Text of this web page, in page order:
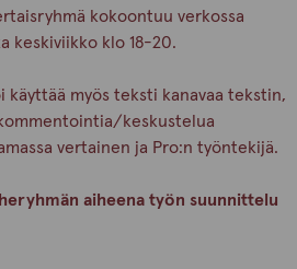
kokoontuu verkossa
keskiviikko klo 18-20.
käyttää myös teksti kanavaa tekstin,
keskustelua
vertainen ja Pro:n työntekijä.
aiheena työn suunnittelu